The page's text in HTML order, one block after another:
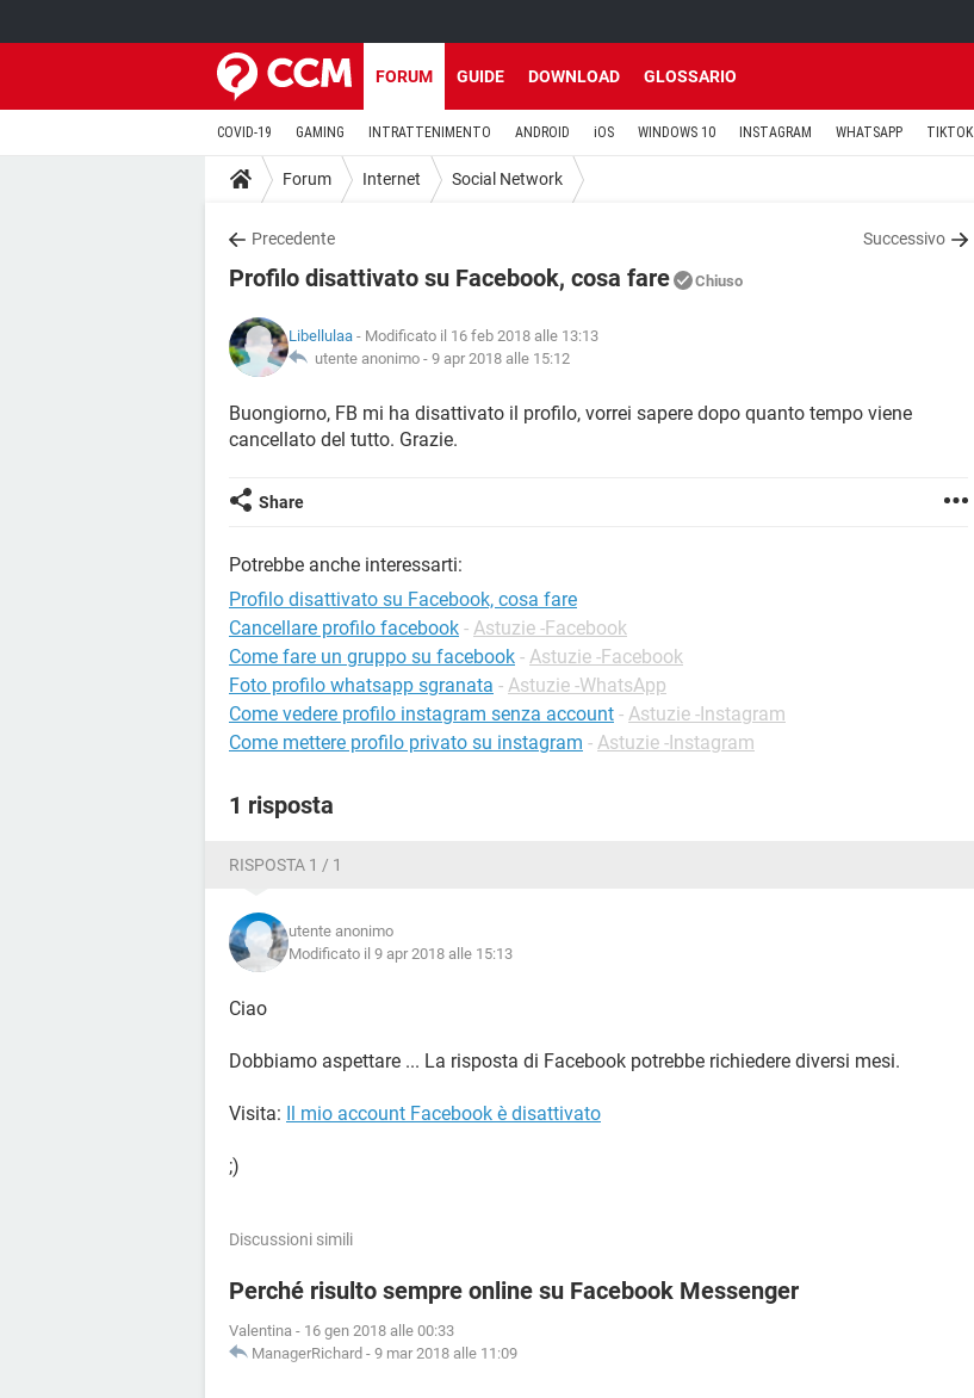
FORUM GUIDE DOWNLOAD GLOSSARIO
COVID-19 GAMING INTRATTENIMENTO ANDROID iOS WINDOWS 10 INSTAGRAM WHATSAPP TIKTOK
Forum Internet Social Network
Precedente Successivo
Profilo disattivato su Facebook, cosa fare Chiuso
Libellulaa - Modificato il 16 feb 2018 alle 13:13
utente anonimo - 9 apr 2018 alle 15:12
Buongiorno, FB mi ha disattivato il profilo, vorrei sapere dopo quanto tempo viene
cancellato del tutto. Grazie.
Share
Potrebbe anche interessarti:
Profilo disattivato su Facebook, cosa fare
Cancellare profilo facebook - Astuzie -Facebook
Come fare un gruppo su facebook - Astuzie -Facebook
Foto profilo whatsapp sgranata - Astuzie -WhatsApp
Come vedere profilo instagram senza account - Astuzie -Instagram
Come mettere profilo privato su instagram - Astuzie -Instagram
1 risposta
RISPOSTA 1 / 1
utente anonimo
Modificato il 9 apr 2018 alle 15:13
Ciao
Dobbiamo aspettare ... La risposta di Facebook potrebbe richiedere diversi mesi.
Visita: Il mio account Facebook è disattivato
;)
Discussioni simili
Perché risulto sempre online su Facebook Messenger
Valentina - 16 gen 2018 alle 00:33
ManagerRichard - 9 mar 2018 alle 11:09